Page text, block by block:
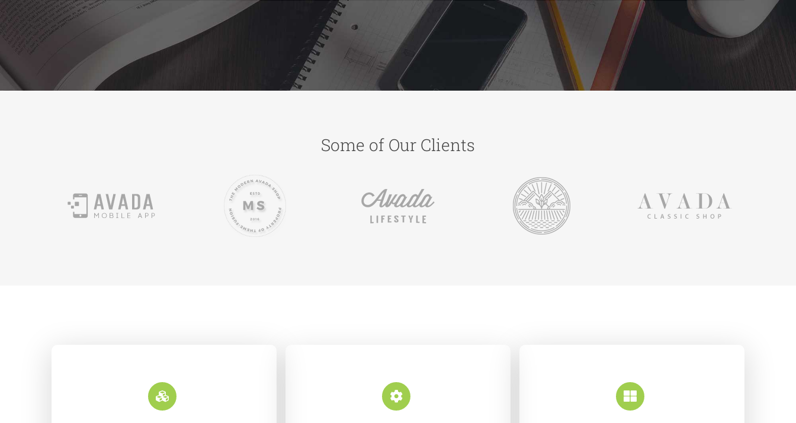
Some of Our Clients